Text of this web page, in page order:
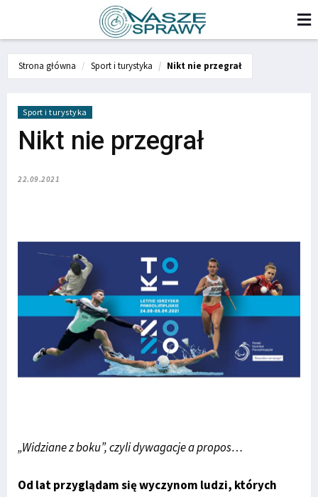
Strona główna Sport i turystyka Nikt nie przegrał
Sport i turystyka
Nikt nie przegrał
22.09.2021
„Widziane z boku”, czyli dywagacje a propos…
Od lat przyglądam się wyczynom ludzi, których